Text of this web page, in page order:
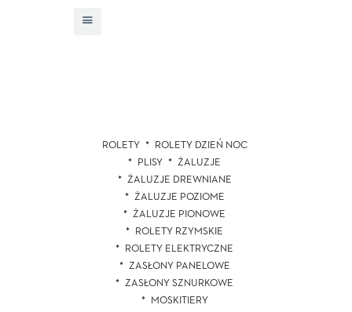
ROLETY
ROLETY DZIEŃ NOC
PLISY
ŻALUZJE
ŻALUZJE DREWNIANE
ŻALUZJE POZIOME
ŻALUZJE PIONOWE
ROLETY RZYMSKIE
ROLETY ELEKTRYCZNE
ZASŁONY PANELOWE
ZASŁONY SZNURKOWE
MOSKITIERY